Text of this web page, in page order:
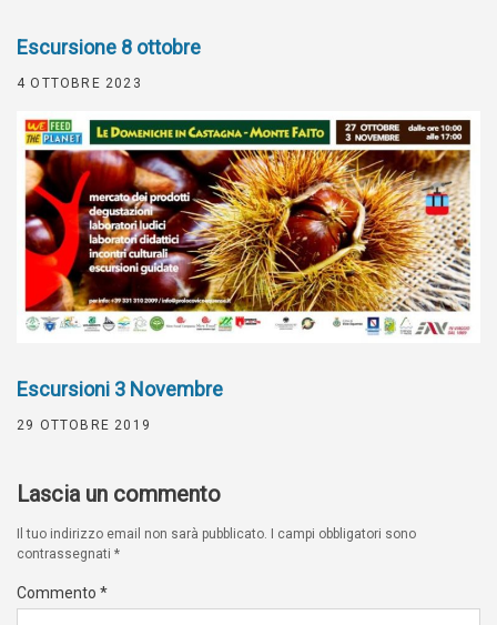
Escursione 8 ottobre
4 OTTOBRE 2023
Escursioni 3 Novembre
29 OTTOBRE 2019
Lascia un commento
Il tuo indirizzo email non sarà pubblicato. I campi obbligatori sono
contrassegnati *
Commento *